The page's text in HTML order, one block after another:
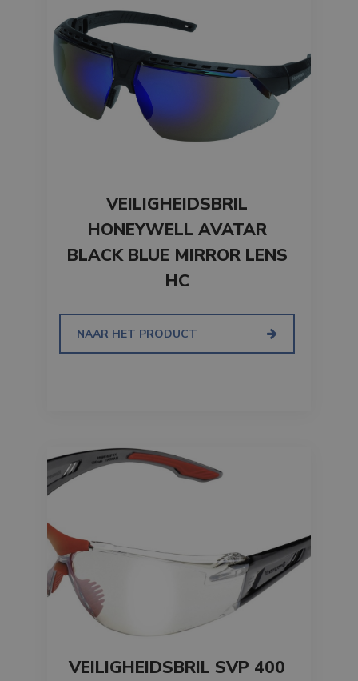
VEILIGHEIDSBRIL
HONEYWELL AVATAR
BLACK BLUE MIRROR LENS
HC
NAAR HET PRODUCT
VEILIGHEIDSBRIL SVP 400